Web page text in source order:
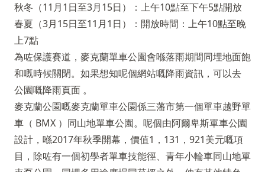
秋冬（11月1日至3月15日）：上午10點至下午5點開放
春夏（3月15日至11月1日）：開放時間：上午10點至晚
上7點
為咗保護賽道，麥克蘭單車公園會喺落雨期間同埋地面飽
和嘅時候關閉。如果想知呢個網站嘅降雨資訊，可以去
公園嘅降雨頁面 。
麥克蘭公園嘅麥克蘭單車公園係三藩市第一個單車越野單
車（ BMX ）同山地單車公園。呢個由阿爾卑斯單車公園
設計，喺2017年秋季開幕，價值1，131，921美元嘅項
目，除咗有一個初學者單車技能徑、青年小輪車同山地單